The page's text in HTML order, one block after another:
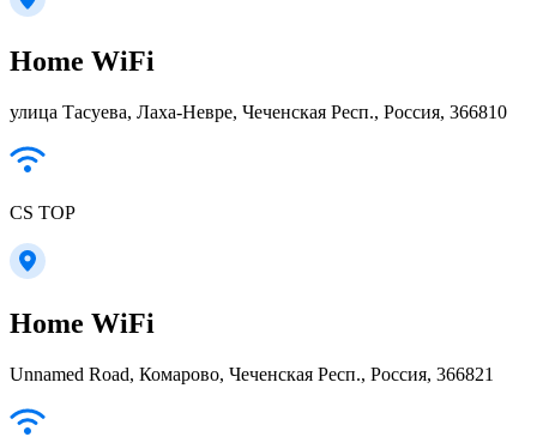
Home WiFi
улица Тасуева, Лаха-Невре, Чеченская Респ., Россия, 366810
CS TOP
Home WiFi
Unnamed Road, Комарово, Чеченская Респ., Россия, 366821